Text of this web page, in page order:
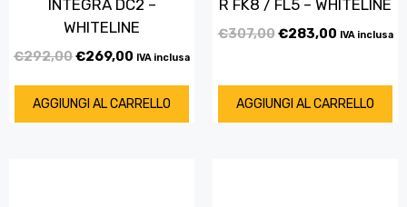
INTEGRA DC2 –
WHITELINE
€292,00€269,00 IVA inclusa
AGGIUNGI AL CARRELLO
R FK8 / FL5 – WHITELINE
€307,00€283,00 IVA inclusa
AGGIUNGI AL CARRELLO